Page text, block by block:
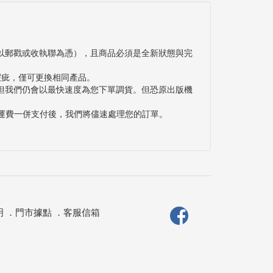
戳或收執聯為憑），且商品必須是全新狀態與完
，僅可更換相同產品。
們仍會以最快速度為您下單調貨。但恐原出版機
一併支付後，我們將儘速處理您的訂單。
． 門市據點． 客服信箱